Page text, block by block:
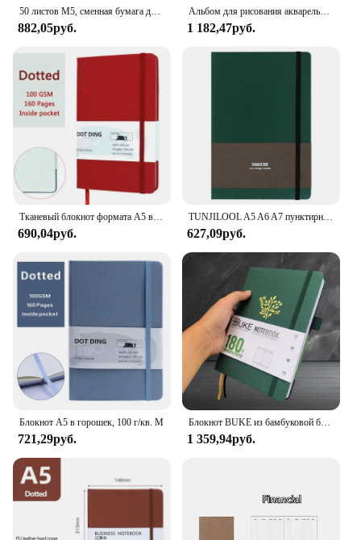
50 листов M5, сменная бумага для блокнота, внутренняя страница, журнал, еженедельный ежемесячный альбом для рисования, аксессуары, дневник, офисные принадлежности
882,05руб.
Альбом для рисования акварелью из бамбуковой бумаги, 160 г/кв. М
1 182,47руб.
Тканевый блокнот формата А5 в твердом переплете, 100 GSM бумажный планировщик, дневник, блокнот, журнал для студентов, канцелярские принадлежности, офисные школьные принадлежности
690,04руб.
TUNJILOOL A5 A6 A7 пунктирные тетради 80 GSM 192 страницы бежевая бумага пустой клетчатый блокнот офисные школьные принадлежности канцелярские принадлежности
627,09руб.
Блокнот А5 в горошек, 100 г/кв. М
721,29руб.
Блокнот BUKE из бамбуковой бумаги, г/кв. М
1 359,94руб.